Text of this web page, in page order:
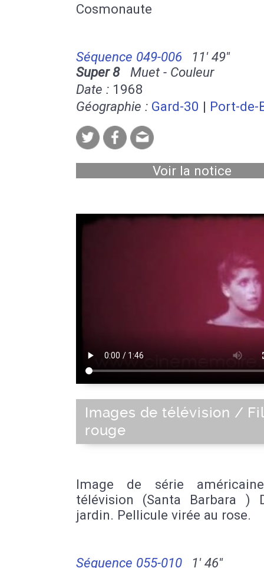
Cosmonaute
Séquence 049-006
11' 49''
Super 8Muet - Couleur
Date : 1968
Géographie : Gard-30 | Port-de-
Voir la notice
Images de télévision /
rouge
Image de série
télévision (Santa Barbara )
jardin. Pellicule virée au rose.
Séquence 055-010 1' 46''